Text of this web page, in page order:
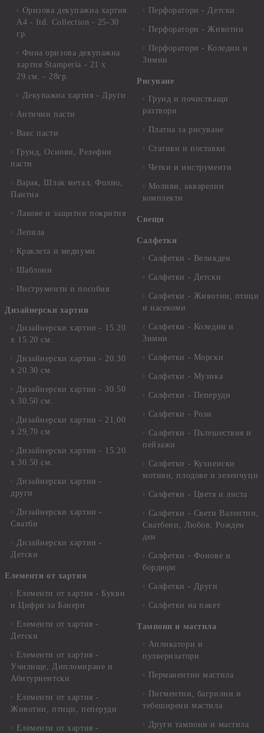
Оризова декупажна хартия
А4 - Itd. Collection - 25-30
гр.
Фина оризова декупажна
хартия Stamperia - 21 х
29.см. - 28гр.
Декупажна хартия - Други
Антични пасти
Вакс пасти
Грунд, Основи, Релефни
пасти
Варак, Шлак метал, Фолио,
Пантна
Лакове и защитни покрития
Лепила
Краклета и медиуми
Шаблони
Инструменти и пособия
Дизайнерски хартии
Дизайнерски хартии - 15.20
х 15.20 см.
Дизайнерски хартии - 20.30
х 20.30 см.
Дизайнерски хартии - 30.50
х 30.50 см.
Дизайнерски хартии - 21,00
х 29,70 см
Дизайнерски хартии - 15.20
x 30.50 см.
Дизайнерски хартии -
други
Дизайнерски хартии -
Сватби
Дизайнерски хартии -
Детски
Елементи от хартия
Елементи от хартия - Букви
и Цифри за Банери
Елементи от хартия -
Детски
Елементи от хартия -
Училище, Дипломиране и
Абитуриентски
Елементи от хартия -
Животни, птици, пеперуди
Елементи от хартия -
Перфоратори - Детски
Перфоратори - Животни
Перфоратори - Коледни и
Зимни
Рисуване
Грунд и почистващи
разтвори
Платна за рисуване
Стативи и поставки
Четки и инструменти
Моливи, акварелни
комплекти
Свещи
Салфетки
Салфетки - Великден
Салфетки - Детски
Салфетки - Животни, птици
и насекоми
Салфетки - Коледни и
Зимни
Салфетки - Морски
Салфетки - Музика
Салфетки - Пеперуди
Салфетки - Рози
Салфетки - Пътешествия и
пейзажи
Салфетки - Кухненски
мотиви, плодове и зеленчуци
Салфетки - Цветя и листа
Салфетки - Свети Валентин,
Сватбени, Любов, Рожден
ден
Салфетки - Фонове и
бордюри
Салфетки - Други
Салфетки на пакет
Тампони и мастила
Апликатори и
пулверизатори
Перманентни мастила
Пигментни, багрилни и
тебеширени мастила
Други тампони и мастила